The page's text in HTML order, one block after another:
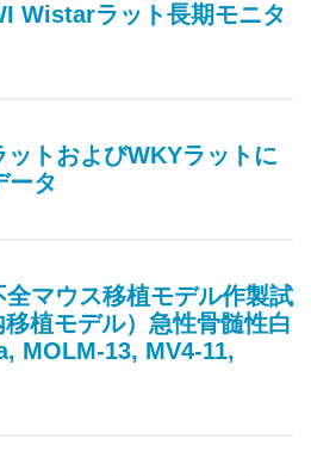
Wistarラット長期モニタ
トおよびWKYラットに
ータ
マウス移植モデル作製試
植モデル）急性骨髄性白
MOLM-13, MV4-11,